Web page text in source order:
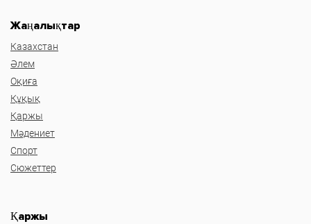
Жаңалықтар
Казахстан
Әлем
Оқиға
Құқық
Қаржы
Мәдениет
Спорт
Сюжеттер
Қаржы